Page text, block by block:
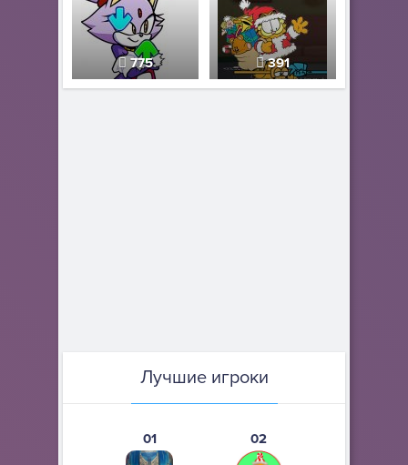
775 391
Лучшие игроки
01 02